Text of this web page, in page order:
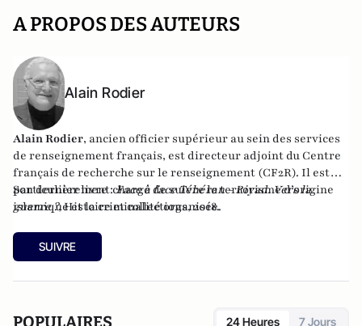
A PROPOS DES AUTEURS
Alain Rodier
Alain Rodier, ancien officier supérieur au sein des services
de renseignement français, est directeur adjoint du Centre
français de recherche sur le renseignement (CF2R). Il est
particulièrement chargé de suivre le terrorisme d’origine
islamique et la criminalité organisée.
Son dernier livre :Face à face Téhéran - Riyad. Vers la
guerre ?, Histoire et collections, 2018.
SUIVRE
POPULAIRES 24 Heures 7 Jours